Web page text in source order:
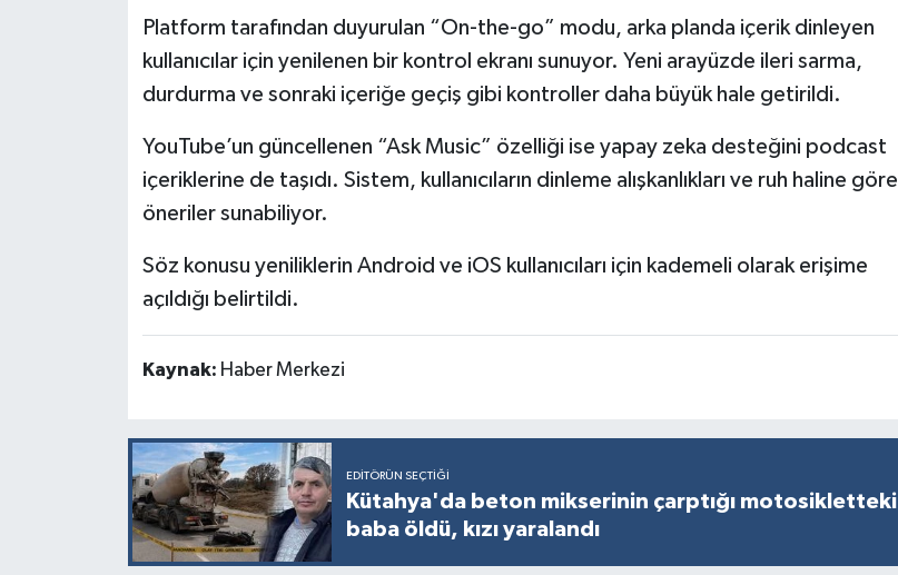
Platform tarafından duyurulan “On-the-go” modu, arka planda içerik dinleyen
kullanıcılar için yenilenen bir kontrol ekranı sunuyor. Yeni arayüzde ileri sarma,
durdurma ve sonraki içeriğe geçiş gibi kontroller daha büyük hale getirildi.
YouTube’un güncellenen “Ask Music” özelliği ise yapay zeka desteğini podcast
içeriklerine de taşıdı. Sistem, kullanıcıların dinleme alışkanlıkları ve ruh haline göre
öneriler sunabiliyor.
Söz konusu yeniliklerin Android ve iOS kullanıcıları için kademeli olarak erişime
açıldığı belirtildi.
Kaynak: Haber Merkezi
EDITÖRÜN SEÇTIĞI
Kütahya'da beton mikserinin çarptığı motosikletteki
baba öldü, kızı yaralandı